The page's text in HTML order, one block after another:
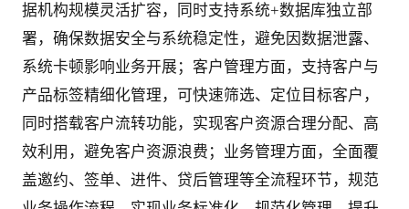
据机构规模灵活扩容，同时支持系统+数据库独立部
署，确保数据安全与系统稳定性，避免因数据泄露、
系统卡顿影响业务开展；客户管理方面，支持客户与
产品标签精细化管理，可快速筛选、定位目标客户，
同时搭载客户流转功能，实现客户资源合理分配、高
效利用，避免客户资源浪费；业务管理方面，全面覆
盖邀约、签单、进件、贷后管理等全流程环节，规范